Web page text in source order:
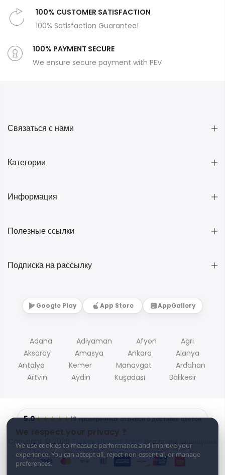
We respect your privacy ?
We use cookies to measure performance and improve your
experience. You can accept all, reject non-essential, or manage
preferences.
100% CUSTOMER SATISFACTION
100% Satisfaction Guarantee!
100% PAYMENT SECURE
We ensure secure payment with PEV
Связаться с нами
Категории
Информация
Полезные ссылки
Подписка на рассылку
Google Play App Store AppGallery
Adana Adiyaman Afyon
Agri
Aksaray
Amasya Ankara
Alanya
Antalya
Kemer Manavgat
Ardahan
Artvin
Aydin Kuşadası Balikesir
5.0★★★★★19 проверенных отзывов о доставке цветов
Copyright © 2026 Turkey Flowers shop Все права защищены.